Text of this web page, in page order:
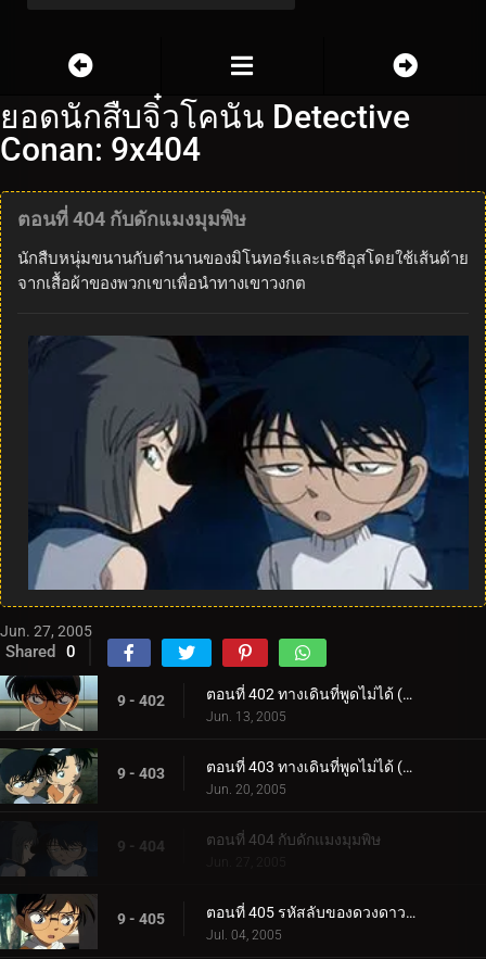
ยอดนักสืบจิ๋วโคนัน Detective
Conan: 9x404
ตอนที่ 404 กับดักแมงมุมพิษ
นักสืบหนุ่มขนานกับตำนานของมิโนทอร์และเธซีอุสโดยใช้เส้นด้าย
จากเสื้อผ้าของพวกเขาเพื่อนำทางเขาวงกต
Jun. 27, 2005
Shared 0
9 - 402 ตอนที่ 402 ทางเดินที่พูดไม่ได้ (ตอนแรก)
Jun. 13, 2005
9 - 403 ตอนที่ 403 ทางเดินที่พูดไม่ได้ (ตอนจบ)
Jun. 20, 2005
9 - 404 ตอนที่ 404 กับดักแมงมุมพิษ
Jun. 27, 2005
9 - 405 ตอนที่ 405 รหัสลับของดวงดาวและบุหรี่ (ตอนแรก)
Jul. 04, 2005